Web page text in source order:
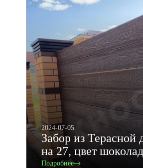
2024-07-05
Забор из Терасной
на 27, цвет шоколад
Подробнее